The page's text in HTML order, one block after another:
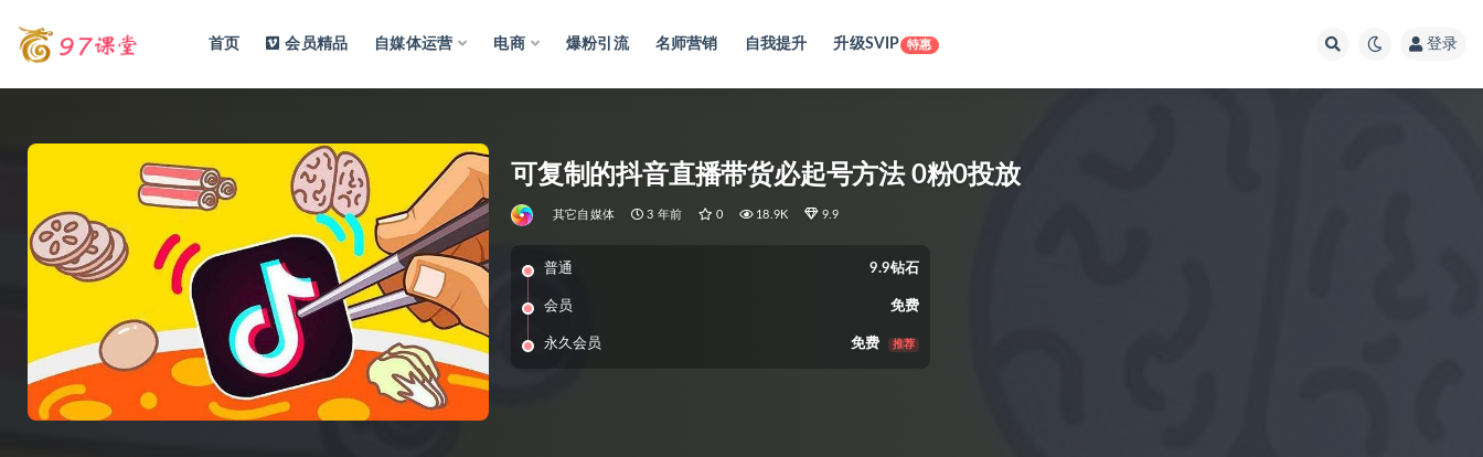
首页 会员精品 自媒体运营 电商 爆粉引流 名师营销 自我提升 升级SVIP 特惠 登录
可复制的抖音直播带货必起号方法 0粉0投放
其它自媒体 3 年前 0 18.9K 9.9
普通 9.9钻石
会员 免费
永久会员 免费 推荐